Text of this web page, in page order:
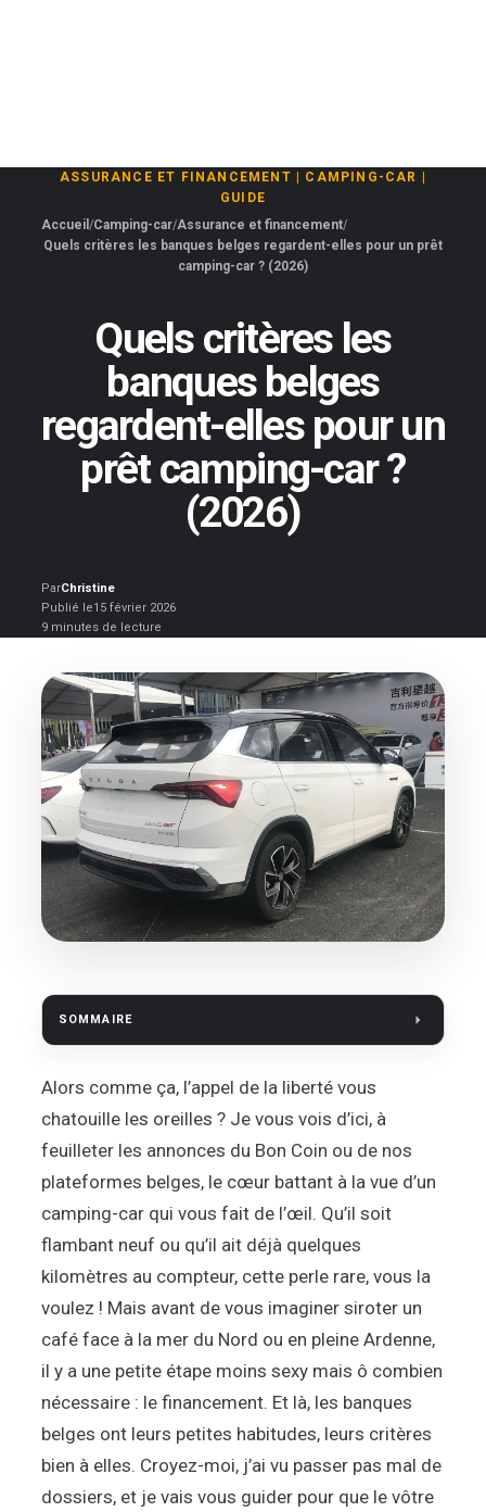
ASSURANCE ET FINANCEMENT CAMPING-CAR
GUIDE
Accueil Camping-car Assurance et financement
Quels critères les banques belges regardent-elles pour un prêt
camping-car ? (2026)
Quels critères les
banques belges
regardent-elles pour un
prêt camping-car ?
(2026)
ParChristine
Publié le15 février 2026
9 minutes de lecture
SOMMAIRE
Alors comme ça, l’appel de la liberté vous
chatouille les oreilles ? Je vous vois d’ici, à
feuilleter les annonces du Bon Coin ou de nos
plateformes belges, le cœur battant à la vue d’un
camping-car qui vous fait de l’œil. Qu’il soit
flambant neuf ou qu’il ait déjà quelques
kilomètres au compteur, cette perle rare, vous la
voulez ! Mais avant de vous imaginer siroter un
café face à la mer du Nord ou en pleine Ardenne,
il y a une petite étape moins sexy mais ô combien
nécessaire : le financement. Et là, les banques
belges ont leurs petites habitudes, leurs critères
bien à elles. Croyez-moi, j’ai vu passer pas mal de
dossiers, et je vais vous guider pour que le vôtre